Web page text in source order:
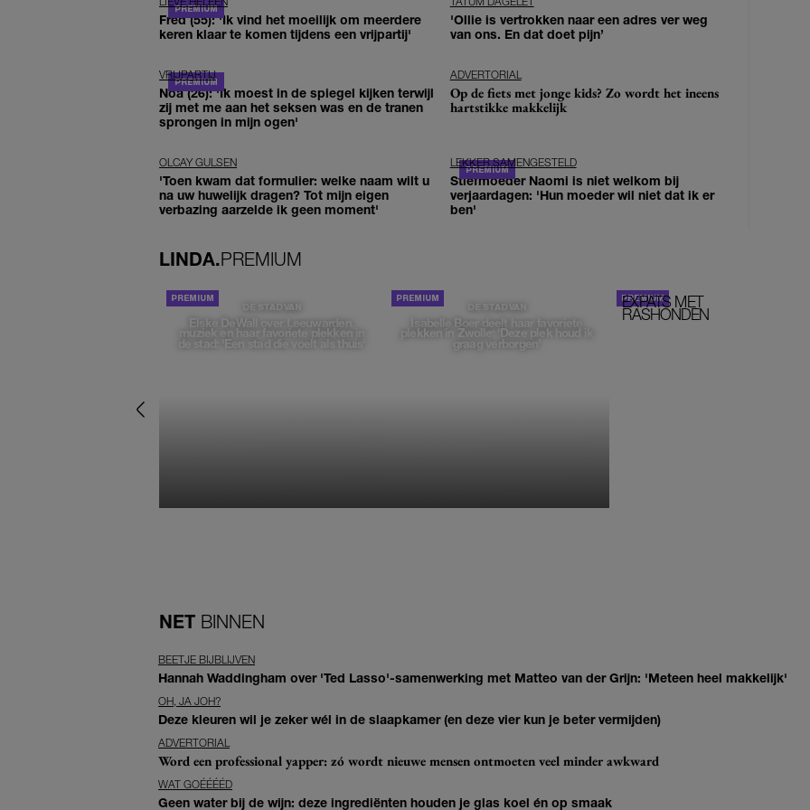
Fred (55): 'Ik vind het moeilijk om meerdere
keren klaar te komen tijdens een vrijpartij'
'Ollie is vertrokken naar een adres ver weg
van ons. En dat doet pijn’
VRIJPARTIJ
Noa (26): 'Ik moest in de spiegel kijken terwijl
zij met me aan het seksen was en de tranen
sprongen in mijn ogen'
ADVERTORIAL
Op de fiets met jonge kids? Zo wordt het ineens
hartstikke makkelijk
OLCAY GULSEN
'Toen kwam dat formulier: welke naam wilt u
na uw huwelijk dragen? Tot mijn eigen
verbazing aarzelde ik geen moment'
LEKKER SAMENGESTELD
Stiefmoeder Naomi is niet welkom bij
verjaardagen: 'Hun moeder wil niet dat ik er
ben'
LINDA.PREMIUM
DE STAD VAN
Elske DeWall over Leeuwarden,
muziek en haar favoriete plekken in
de stad: 'Een stad die voelt als thuis'
DE STAD VAN
Isabelle Boer deelt haar favoriete
plekken in Zwolle: 'Deze plek houd ik
graag verborgen'
EXPATS MET
RASHONDEN
NET BINNEN
BEETJE BIJBLIJVEN
Hannah Waddingham over 'Ted Lasso'-samenwerking met Matteo van der Grijn: 'Meteen heel makkelijk'
OH, JA JOH?
Deze kleuren wil je zeker wél in de slaapkamer (en deze vier kun je beter vermijden)
ADVERTORIAL
Word een professional yapper: zó wordt nieuwe mensen ontmoeten veel minder awkward
WAT GOÉÉÉÉD
Geen water bij de wijn: deze ingrediënten houden je glas koel én op smaak